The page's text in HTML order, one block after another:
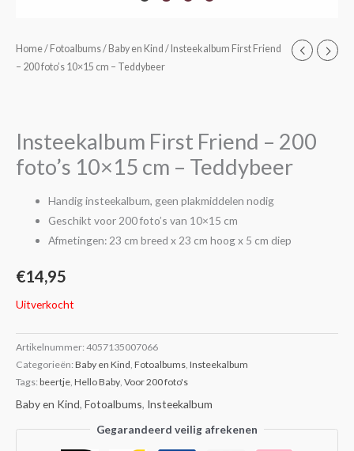
Home/ Fotoalbums/ Baby en Kind / Insteekalbum First Friend
– 200 foto’s 10×15 cm – Teddybeer
Insteekalbum First Friend – 200
foto’s 10×15 cm – Teddybeer
Handig insteekalbum, geen plakmiddelen nodig
Geschikt voor 200 foto’s van 10×15 cm
Afmetingen: 23 cm breed x 23 cm hoog x 5 cm diep
€14,95
Uitverkocht
Artikelnummer: 4057135007066
Categorieën: Baby en Kind Fotoalbums Insteekalbum
Tags: beertje Hello Baby Voor 200 foto's
Baby en Kind, Fotoalbums, Insteekalbum
Gegarandeerd veilig afrekenen